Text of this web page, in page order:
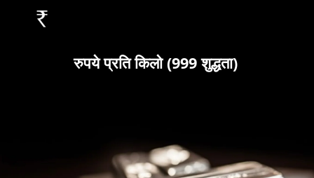
रुपये प्रति किलो (999 शुद्धता)